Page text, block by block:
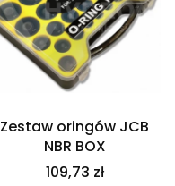
Zestaw oringów JCB
NBR BOX
109,73 zł